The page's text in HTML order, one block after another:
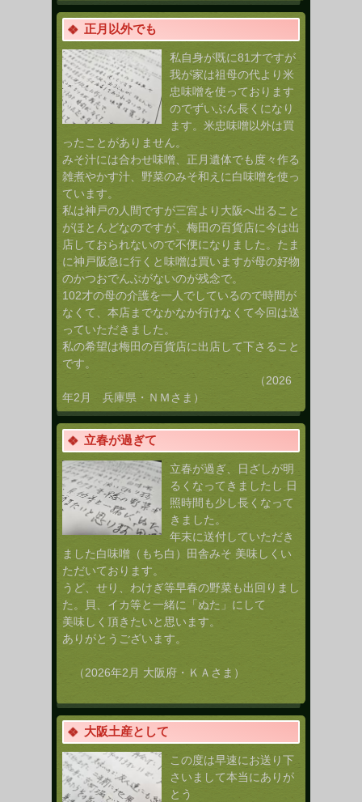
正月以外でも
私自身が既に81才ですが
我が家は祖母の代より米
忠味噌を使っております
のでずいぶん長くになり
ます。米忠味噌以外は買
ったことがありません。
みそ汁には合わせ味噌、正月遺体でも度々作る
雑煮やかす汁、野菜のみそ和えに白味噌を使っ
ています。
私は神戸の人間ですが三宮より大阪へ出ること
がほとんどなのですが、梅田の百貨店に今は出
店しておられないので不便になりました。たま
に神戸阪急に行くと味噌は買いますが母の好物
のかつおでんぶがないのが残念で。
102才の母の介護を一人でしているので時間が
なくて、本店までなかなか行けなくて今回は送
っていただきました。
私の希望は梅田の百貨店に出店して下さること
です。
（2026
年2月 兵庫県・ＮＭさま）
立春が過ぎて
立春が過ぎ、日ざしが明
るくなってきましたし 日
照時間も少し長くなって
きました。
年末に送付していただき
ました白味噌（もち白）田舎みそ 美味しくい
ただいております。
うど、せり、わけぎ等早春の野菜も出回りまし
た。貝、イカ等と一緒に「ぬた」にして
美味しく頂きたいと思います。
ありがとうございます。
（2026年2月 大阪府・ＫＡさま）
大阪土産として
この度は早速にお送り下
さいまして本当にありが
とう